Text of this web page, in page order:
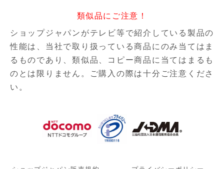
類似品にご注意！
ショップジャパンがテレビ等で紹介している製品の
性能は、当社で取り扱っている商品にのみ当てはま
るものであり、類似品、コピー商品に当てはまるも
のとは限りません。ご購入の際は十分ご注意くださ
い。